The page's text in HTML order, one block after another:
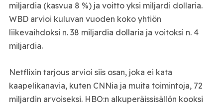
miljardia (kasvua 8 %) ja voitto yksi miljardi dollaria.
WBD arvioi kuluvan vuoden koko yhtiön
liikevaihdoksi n. 38 miljardia dollaria ja voitoksi n. 4
miljardia.
Netflixin tarjous arvioi siis osan, joka ei kata
kaapelikanavia, kuten CNNia ja muita toimintoja, 72
miljardin arvoiseksi. HBO:n alkuperäissisällön kooksi